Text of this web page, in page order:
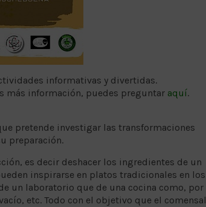
informativas y divertidas.
más información, puedes preguntar aquí.
pretende investigar las transformaciones
preparación.
es decir deshacer los ingredientes de un
inspirarse en platos tradicionales en los
un laboratorio que de una cocina como, por
etc. Todo con el objetivo que el comensal